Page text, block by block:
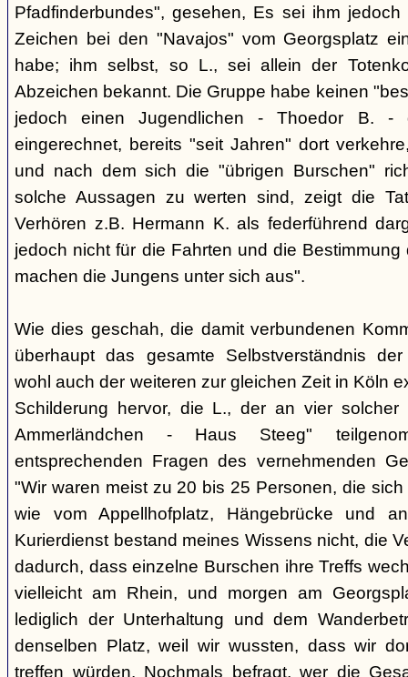
Pfadfinderbundes", gesehen, Es sei ihm
Zeichen bei den "Navajos" vom Georgsplatz
habe; ihm selbst, so L., sei allein der
Abzeichen bekannt. Die Gruppe habe keinen
jedoch einen Jugendlichen - Thoedor B. -
eingerechnet, bereits "seit Jahren" dort
und nach dem sich die "übrigen Burschen"
solche Aussagen zu werten sind, zeigt die
Verhören z.B. Hermann K. als federführend
jedoch nicht für die Fahrten und die
machen die Jungens unter sich aus".
Wie dies geschah, die damit verbundenen
überhaupt das gesamte Selbstverständnis
wohl auch der weiteren zur gleichen Zeit in Köln
Schilderung hervor, die L., der an vier
Ammerländchen - Haus Steeg"
entsprechenden Fragen des vernehmenden
"Wir waren meist zu 20 bis 25 Personen, die
wie vom Appellhofplatz, Hängebrücke und
Kurierdienst bestand meines Wissens nicht, die
dadurch, dass einzelne Burschen ihre Treffs
vielleicht am Rhein, und morgen am
lediglich der Unterhaltung und dem
denselben Platz, weil wir wussten, dass wir
treffen würden. Nochmals befragt, wer die